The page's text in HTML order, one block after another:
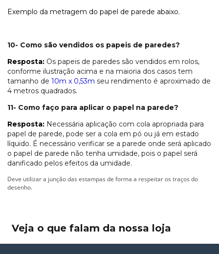
Exemplo da metragem do papel de parede abaixo.
10- Como são vendidos os papeis de paredes?
Resposta: Os papeis de paredes são vendidos em rolos,
conforme ilustração acima e na maioria dos casos tem
tamanho de 10m x 0,53m seu rendimento é aproximado de
4 metros quadrados.
11- Como faço para aplicar o papel na parede?
Resposta: Necessária aplicação com cola apropriada para
papel de parede, pode ser a cola em pó ou já em estado
líquido. É necessário verificar se a parede onde será aplicado
o papel de parede não tenha umidade, pois o papel será
danificado pelos efeitos da umidade.
Deve utilizar a junção das estampas de forma a respeitar os traços do
desenho.
Veja o que falam da nossa loja